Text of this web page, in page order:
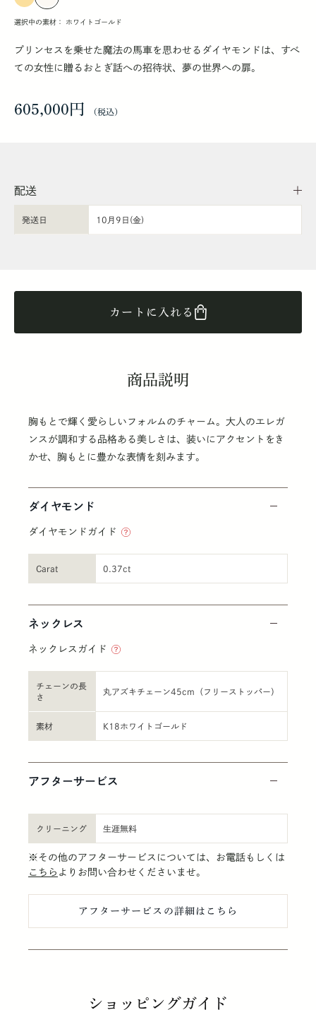
選択中の素材： ホワイトゴールド
プリンセスを乗せた魔法の馬車を思わせるダイヤモンドは、すべ
ての女性に贈るおとぎ話への招待状、夢の世界への扉。
605,000円
配送
発送日 10月9日(金)
カートに入れる
商品説明
胸もとで輝く愛らしいフォルムのチャーム。大人のエレガ
ンスが調和する品格ある美しさは、装いにアクセントをき
かせ、胸もとに豊かな表情を刻みます。
ダイヤモンド
ダイヤモンドガイド
Carat 0.37ct
ネックレス
ネックレスガイド
チェーンの長
さ
丸アズキチェーン45cm（フリーストッパー）
素材 K18ホワイトゴールド
アフターサービス
クリーニング 生涯無料
※その他のアフターサービスについては、お電話もしくは
こちら よりお問い合わせくださいませ。
アフターサービスの詳細はこちら
ショッピングガイド